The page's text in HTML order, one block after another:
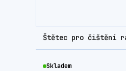
Štětec pro čištění
Skladem